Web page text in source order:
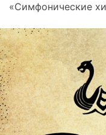
«Симфонические